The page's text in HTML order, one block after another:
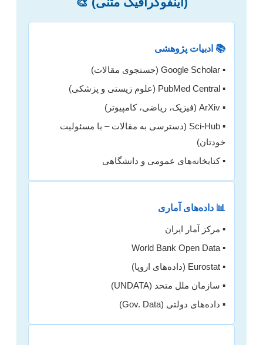
📚 ادبیات پژوهشی
▪️ Google Scholar (جستجوی مقالات)
▪️ PubMed Central (علوم زیستی و پزشکی)
▪️ ArXiv (فیزیک، ریاضی، کامپیوتر)
▪️ Sci-Hub (دسترسی به مقالات – با مسئولیت
خودتان)
▪️ کتابخانه‌های عمومی و دانشگاهی
📊 داده‌های آماری
▪️ مرکز آمار ایران
▪️ World Bank Open Data
▪️ Eurostat (داده‌های اروپا)
▪️ سازمان ملل متحد (UNDATA)
▪️ داده‌های دولتی (Gov. Data)